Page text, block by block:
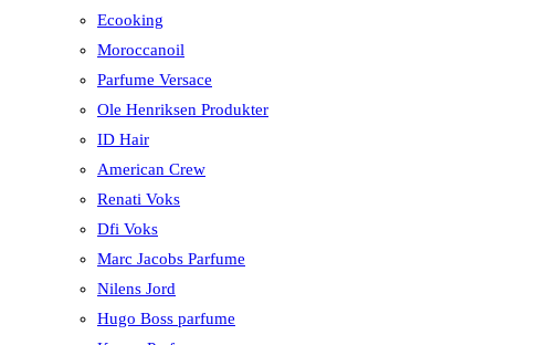
Ecooking
Moroccanoil
Parfume Versace
Ole Henriksen Produkter
ID Hair
American Crew
Renati Voks
Dfi Voks
Marc Jacobs Parfume
Nilens Jord
Hugo Boss parfume